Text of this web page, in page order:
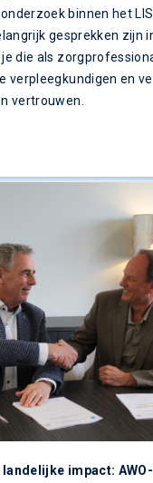
binnen het
gesprekken zijn
die als
verpleegkundigen en
vertrouwen.
impact: